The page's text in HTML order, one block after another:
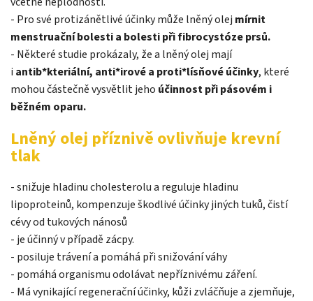
- Pro své protizánětlivé účinky může lněný olej mírnit
menstruační bolesti a bolesti při fibrocystóze prsů.
- Některé studie prokázaly, že a lněný olej mají
i antib*kteriální, anti*irové a proti*lísňové účinky, které
mohou částečně vysvětlit jeho účinnost při pásovém i
běžném oparu.
Lněný olej příznivě ovlivňuje krevní
tlak
- snižuje hladinu cholesterolu a reguluje hladinu
lipoproteinů, kompenzuje škodlivé účinky jiných tuků, čistí
cévy od tukových nánosů
- je účinný v případě zácpy.
- posiluje trávení a pomáhá při snižování váhy
- pomáhá organismu odolávat nepříznivému záření.
- Má vynikající regenerační účinky, kůži zvláčňuje a zjemňuje,